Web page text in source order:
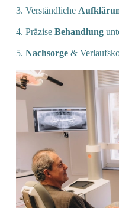
3. Verständliche
4. Präzise Behandlung
5. Nachsorge&